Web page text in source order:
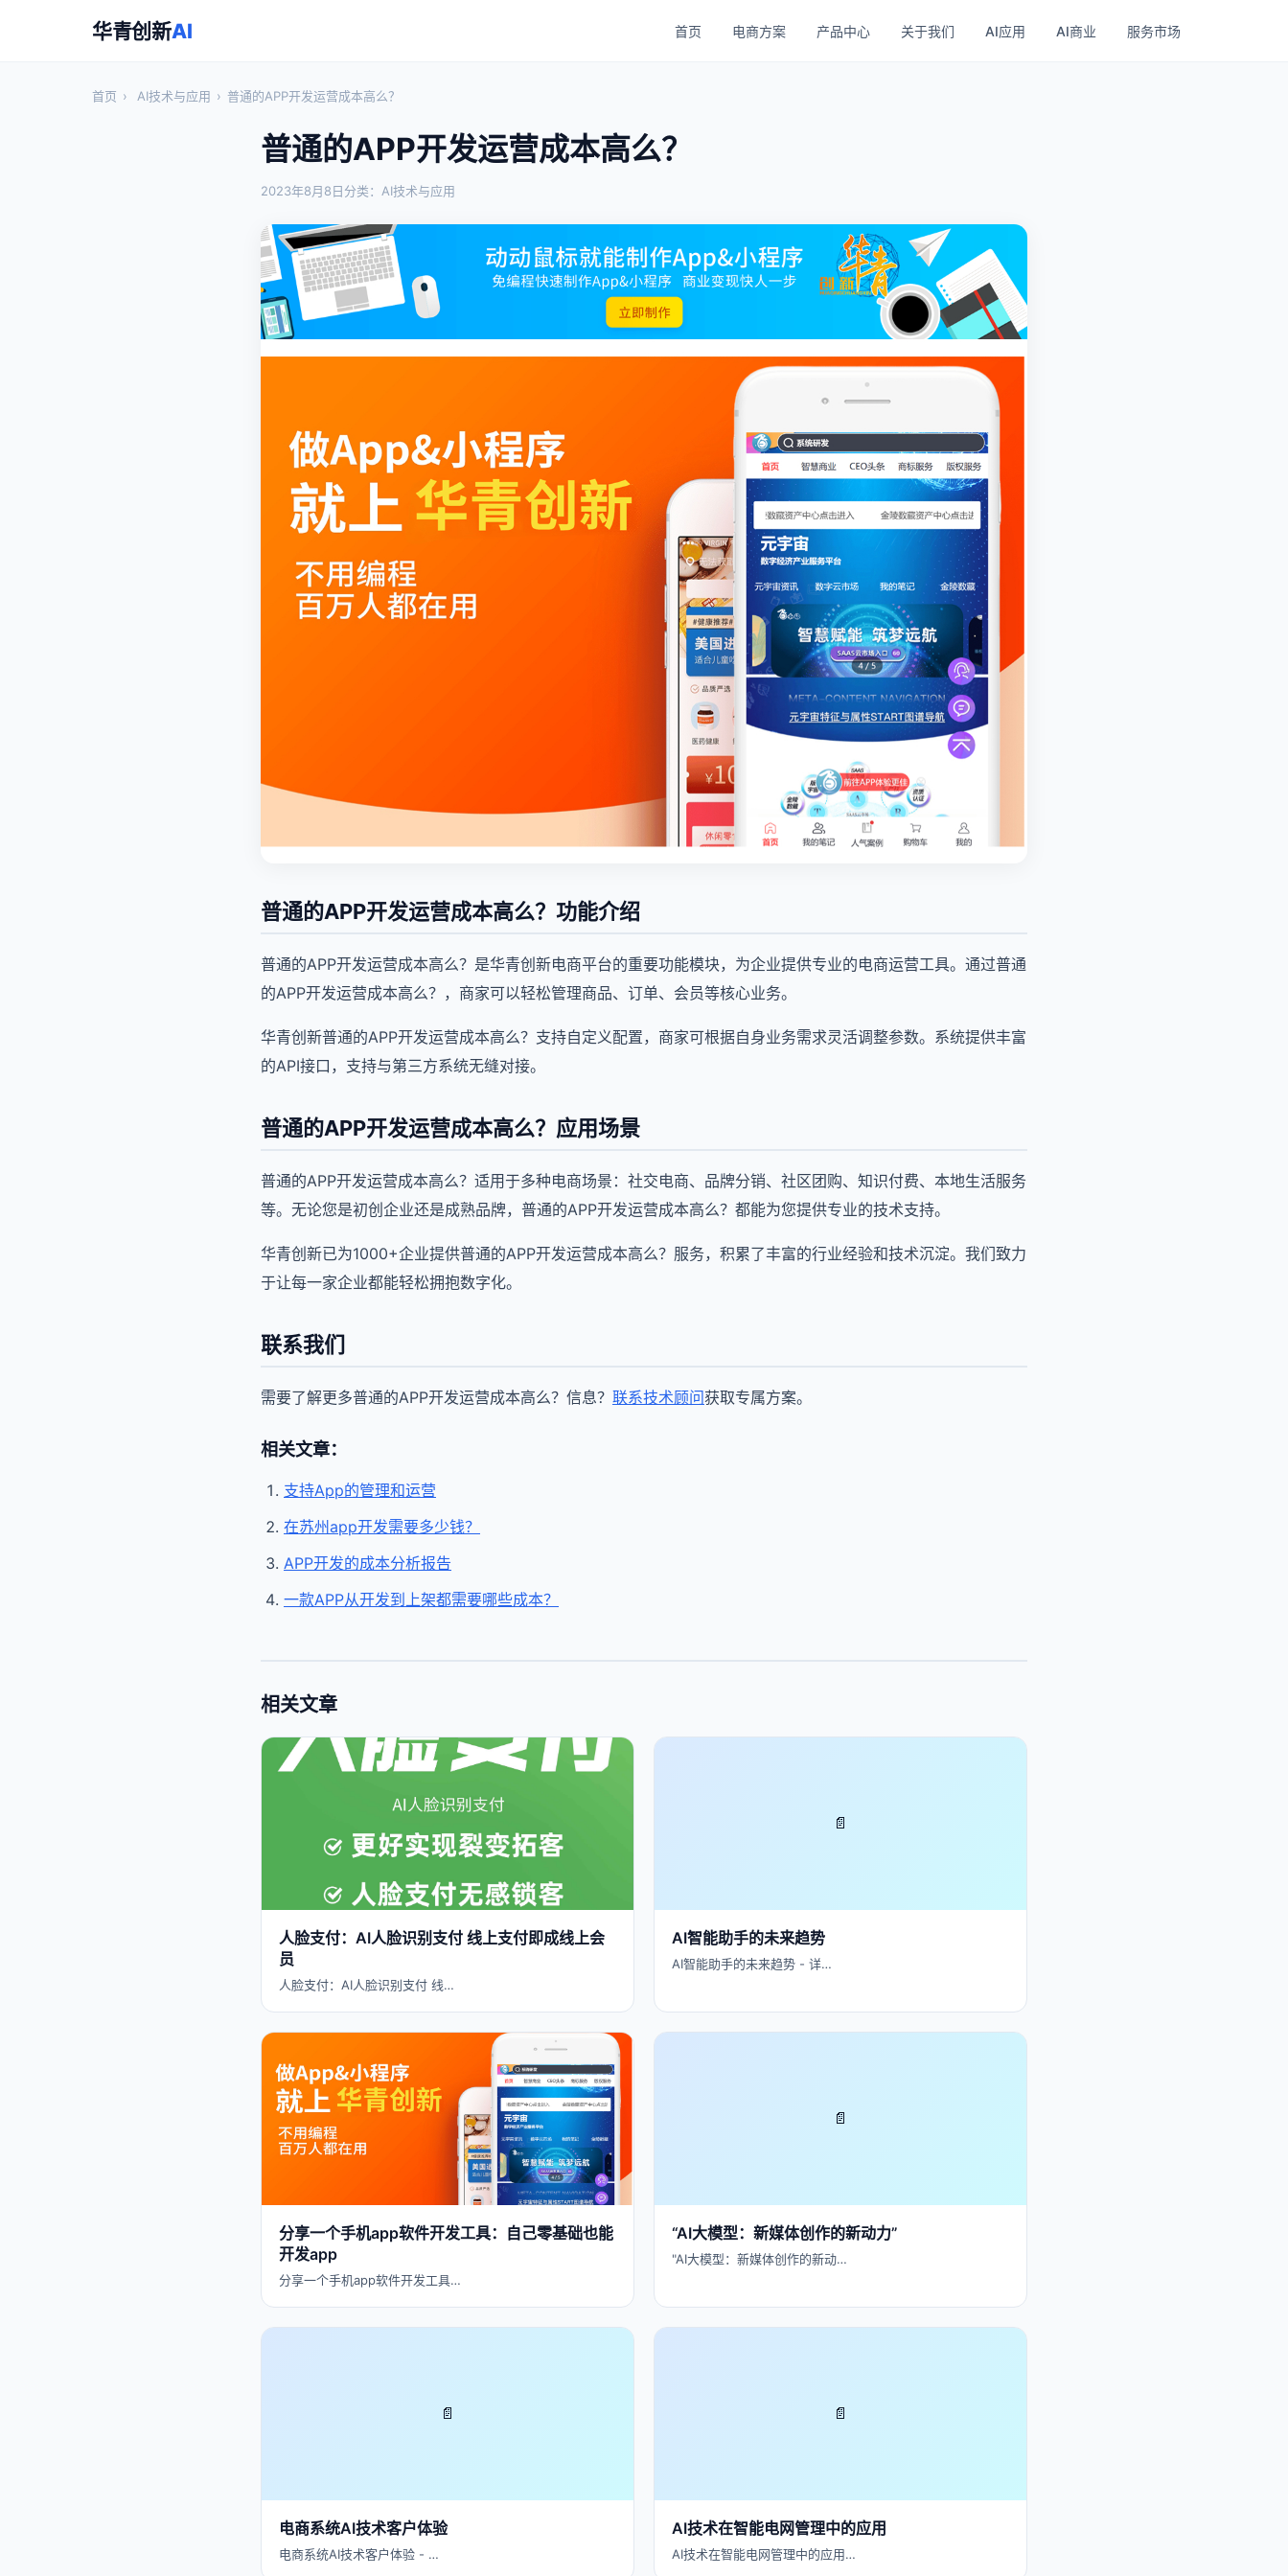
华青创新AI 首页 电商方案 产品中心 关于我们 AI应用 AI商业 服务市场
首页 › AI技术与应用 › 普通的APP开发运营成本高么？
普通的APP开发运营成本高么？
2023年8月8日分类：AI技术与应用
普通的APP开发运营成本高么？功能介绍
普通的APP开发运营成本高么？是华青创新电商平台的重要功能模块，为企业提供专业的电商运营工具。通过普通
的APP开发运营成本高么？，商家可以轻松管理商品、订单、会员等核心业务。
华青创新普通的APP开发运营成本高么？支持自定义配置，商家可根据自身业务需求灵活调整参数。系统提供丰富
的API接口，支持与第三方系统无缝对接。
普通的APP开发运营成本高么？应用场景
普通的APP开发运营成本高么？适用于多种电商场景：社交电商、品牌分销、社区团购、知识付费、本地生活服务
等。无论您是初创企业还是成熟品牌，普通的APP开发运营成本高么？都能为您提供专业的技术支持。
华青创新已为1000+企业提供普通的APP开发运营成本高么？服务，积累了丰富的行业经验和技术沉淀。我们致力
于让每一家企业都能轻松拥抱数字化。
联系我们
需要了解更多普通的APP开发运营成本高么？信息？ 联系技术顾问获取专属方案。
相关文章：
支持App的管理和运营
在苏州app开发需要多少钱？
APP开发的成本分析报告
一款APP从开发到上架都需要哪些成本？
相关文章
人脸支付：AI人脸识别支付 线上支付即成线上会
员
人脸支付：AI人脸识别支付 线…
📄
AI智能助手的未来趋势
AI智能助手的未来趋势 - 详…
分享一个手机app软件开发工具：自己零基础也能
开发app
分享一个手机app软件开发工具…
📄
“AI大模型：新媒体创作的新动力”
"AI大模型：新媒体创作的新动…
📄
电商系统AI技术客户体验
电商系统AI技术客户体验 - …
📄
AI技术在智能电网管理中的应用
AI技术在智能电网管理中的应用…